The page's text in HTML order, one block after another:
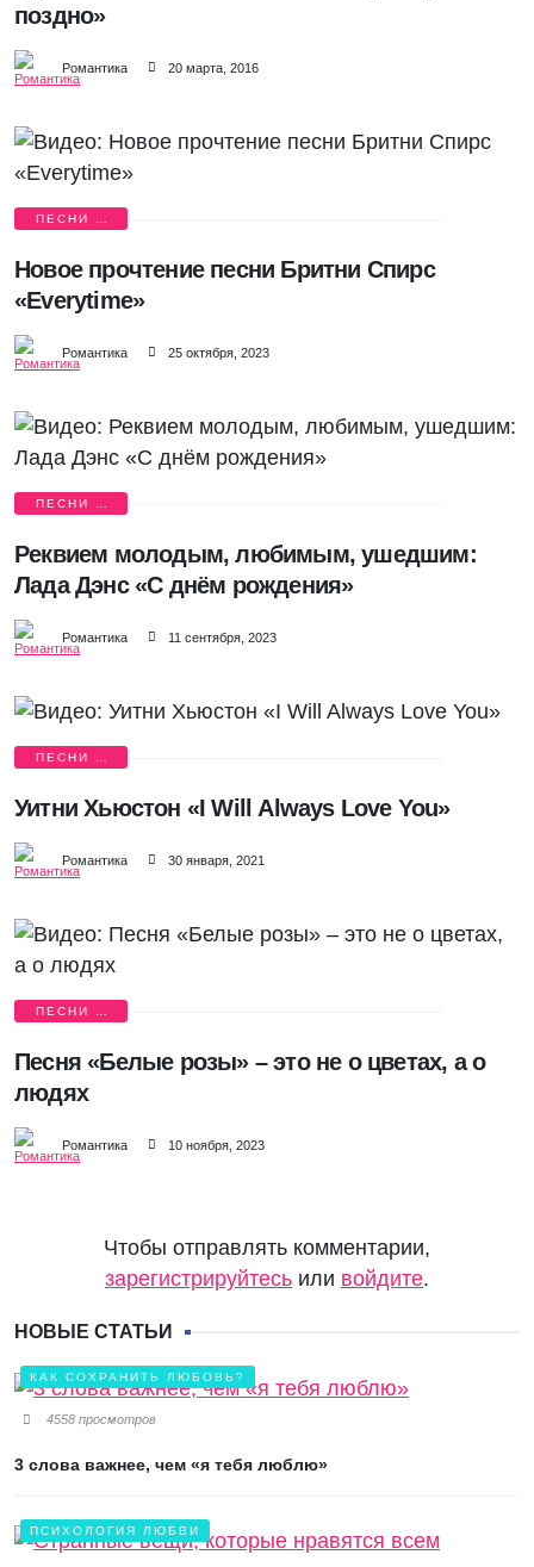
поздно»
Романтика 20 марта, 2016
ПЕСНИ О
Новое прочтение песни Бритни Спирс
«Everytime»
Романтика 25 октября, 2023
ПЕСНИ О
Реквием молодым, любимым, ушедшим:
Лада Дэнс «С днём рождения»
Романтика 11 сентября, 2023
ПЕСНИ О
Уитни Хьюстон «I Will Always Love You»
Романтика 30 января, 2021
ПЕСНИ О
Песня «Белые розы» – это не о цветах, а о
людях
Романтика 10 ноября, 2023
Чтобы отправлять комментарии,
зарегистрируйтесь или войдите.
НОВЫЕ СТАТЬИ
КАК СОХРАНИТЬ ЛЮБОВЬ?
4558 просмотров
3 слова важнее, чем «я тебя люблю»
ПСИХОЛОГИЯ ЛЮБВИ